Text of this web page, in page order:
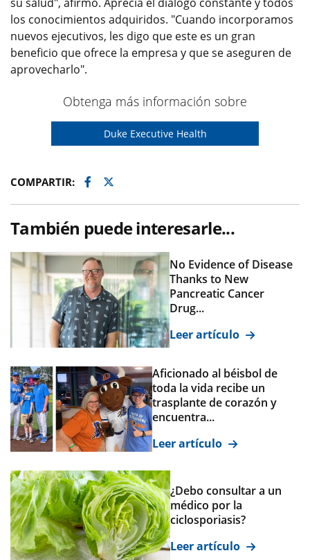
los conocimientos adquiridos. "Cuando incorporamos
nuevos ejecutivos, les digo que este es un gran
beneficio que ofrece la empresa y que se aseguren de
aprovecharlo".
Obtenga más información sobre
Duke Executive Health
COMPARTIR: Facebook
Twitter
También puede interesarle...
No Evidence of Disease
Thanks to New
Pancreatic Cancer
Drug...
Leer artículo
Aficionado al béisbol de
toda la vida recibe un
trasplante de corazón y
encuentra...
Leer artículo
¿Debo consultar a un
médico por la
ciclosporiasis?
Leer artículo